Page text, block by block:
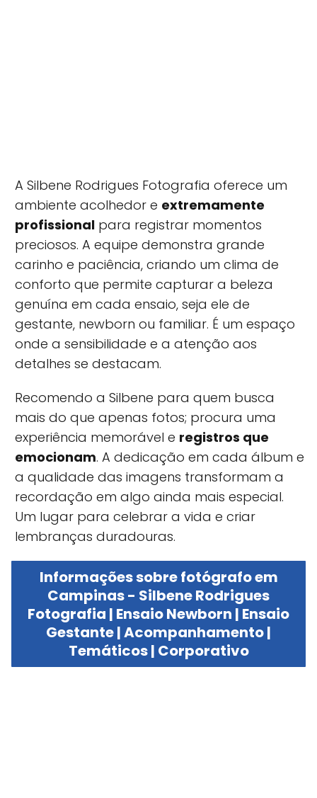
A Silbene Rodrigues Fotografia oferece um
ambiente acolhedor e extremamente
profissional para registrar momentos
preciosos. A equipe demonstra grande
carinho e paciência, criando um clima de
conforto que permite capturar a beleza
genuína em cada ensaio, seja ele de
gestante, newborn ou familiar. É um espaço
onde a sensibilidade e a atenção aos
detalhes se destacam.
Recomendo a Silbene para quem busca
mais do que apenas fotos; procura uma
experiência memorável e registros que
emocionam. A dedicação em cada álbum e
a qualidade das imagens transformam a
recordação em algo ainda mais especial.
Um lugar para celebrar a vida e criar
lembranças duradouras.
Informações sobre fotógrafo em
Campinas - Silbene Rodrigues
Fotografia | Ensaio Newborn | Ensaio
Gestante | Acompanhamento |
Temáticos | Corporativo